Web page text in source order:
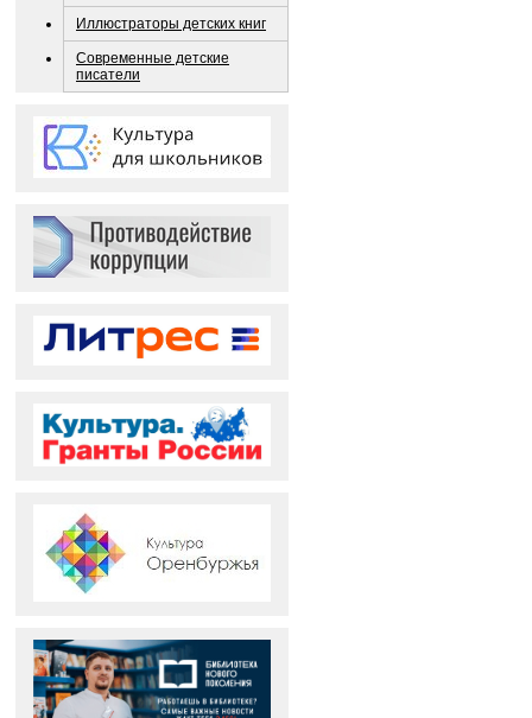
Иллюстраторы детских книг
Современные детские
писатели